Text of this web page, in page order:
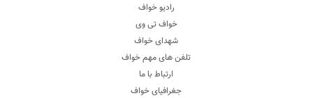
رادیو خواف
خواف تی وی
شهدای خواف
تلفن های مهم خواف
ارتباط با ما
جغرافیای خواف